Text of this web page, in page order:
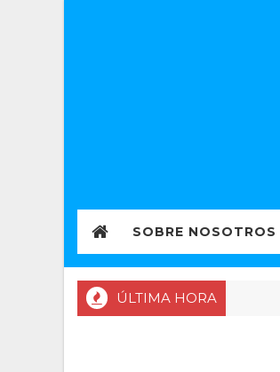
SOBRE NOSOTROS
ÚLTIMA HORA